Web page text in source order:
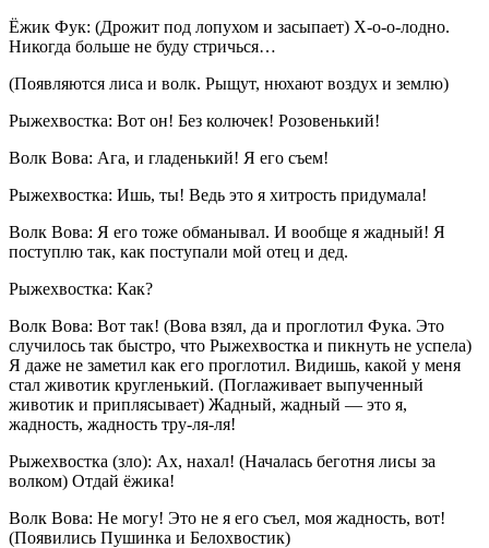
Ёжик Фук: (Дрожит под лопухом и засыпает) Х-о-о-лодно.
Никогда больше не буду стричься…
(Появляются лиса и волк. Рыщут, нюхают воздух и землю)
Рыжехвостка: Вот он! Без колючек! Розовенький!
Волк Вова: Ага, и гладенький! Я его съем!
Рыжехвостка: Ишь, ты! Ведь это я хитрость придумала!
Волк Вова: Я его тоже обманывал. И вообще я жадный! Я
поступлю так, как поступали мой отец и дед.
Рыжехвостка: Как?
Волк Вова: Вот так! (Вова взял, да и проглотил Фука. Это
случилось так быстро, что Рыжехвостка и пикнуть не успела)
Я даже не заметил как его проглотил. Видишь, какой у меня
стал животик кругленький. (Поглаживает выпученный
животик и приплясывает) Жадный, жадный — это я,
жадность, жадность тру-ля-ля!
Рыжехвостка (зло): Ах, нахал! (Началась беготня лисы за
волком) Отдай ёжика!
Волк Вова: Не могу! Это не я его съел, моя жадность, вот!
(Появились Пушинка и Белохвостик)